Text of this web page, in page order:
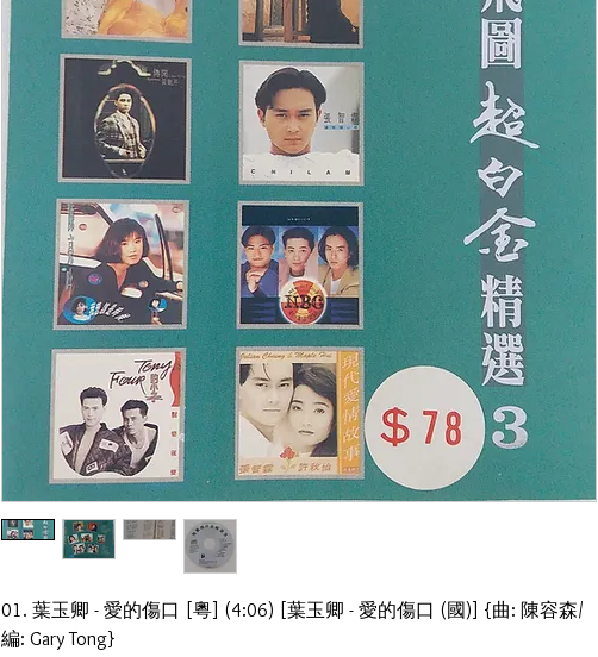
01. 葉玉卿 - 愛的傷口 [粵] (4:06) [葉玉卿 - 愛的傷口 (國)] {曲: 陳容森/
編: Gary Tong}